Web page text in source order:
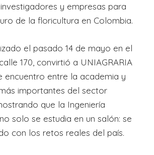
y empresas para
de la floricultura en Colombia.
el pasado 14 de mayo en el
170, convirtió a UNIAGRARIA
encuentro entre la academia y
importantes del sector
que la Ingeniería
solo se estudia en un salón: se
con los retos reales del país.